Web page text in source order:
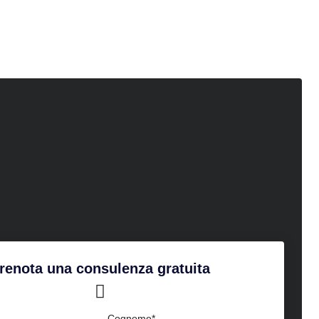
una consulenza gratuita